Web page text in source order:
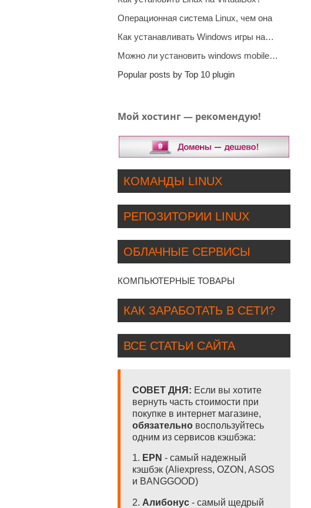
Операционная система Linux, чем она
Как устанавливать Windows игры на…
Можно ли установить windows mobile…
Popular posts by Top 10 plugin
Мой хостинг — рекомендую!
КОМАНДЫ LINUX
РЕПОЗИТОРИИ LINUX
ОБЛАЧНЫЕ СЕРВИСЫ
КОМПЬЮТЕРНЫЕ ТОВАРЫ
КАК ЗАРАБОТАТЬ В СЕТИ?
ВСЕ СТАТЬИ САЙТА
СОВЕТ ДНЯ: Если вы хотите
вернуть часть стоимости при
покупке в интернет магазине,
обязательно воспользуйтесь
одним из сервисов кэшбэка:
1. EPN - самый надежный
кэшбэк (Aliexpress, OZON, ASOS
и BANGGOOD)
2. Алибонус - самый щедрый